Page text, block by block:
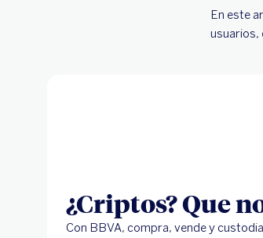
En este
usuarios,
¿Criptos? Que
Con BBVA, compra, vende y